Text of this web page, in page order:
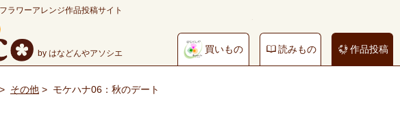
ラワーアレンジ作品投稿サイト
by はなどんやアソシエ 買いもの 読みもの 作品投稿
> その他 > モケハナ06：秋のデート